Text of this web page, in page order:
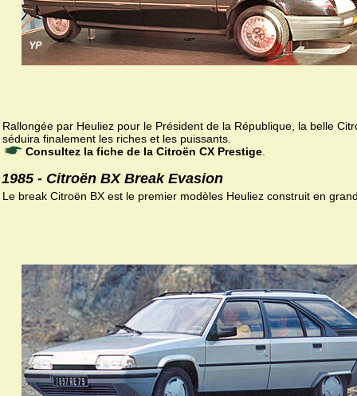
Rallongée par Heuliez pour le Président de la République, la belle
séduira finalement les riches et les puissants.
Consultez la fiche de la Citroën CX Prestige.
1985 - Citroën BX Break Evasion
Le break Citroën BX est le premier modèles Heuliez construit en